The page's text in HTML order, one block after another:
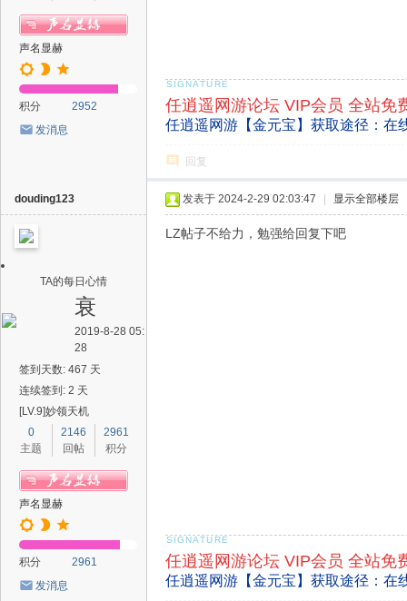
声名显赫
积分
2952
发消息
任逍遥网游论坛 VIP会员 全站免
任逍遥网游【金元宝】获取途径：在
回复
douding123
TA的每日心情
衰
2019-8-28 05:
28
签到天数: 467 天
连续签到: 2 天
[LV.9]妙领天机
0
主题
2146
回帖
2961
积分
声名显赫
积分
2961
发消息
发表于 2024-2-29 02:03:47 显示全部楼层
LZ帖子不给力，勉强给回复下吧
任逍遥网游论坛 VIP会员 全站免
任逍遥网游【金元宝】获取途径：在